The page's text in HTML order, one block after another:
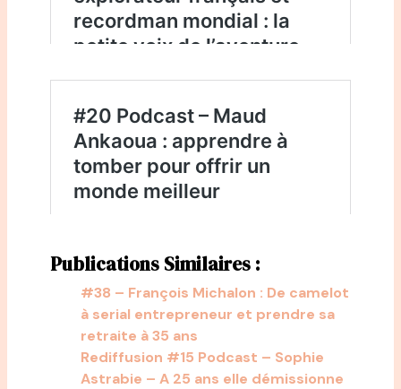
Publications Similaires :
#38 – François Michalon : De camelot
à serial entrepreneur et prendre sa
retraite à 35 ans
Rediffusion #15 Podcast – Sophie
Astrabie – A 25 ans elle démissionne